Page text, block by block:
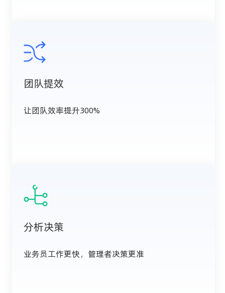
团队提效
让团队效率提升300%
分析决策
业务员工作更快，管理者决策更准